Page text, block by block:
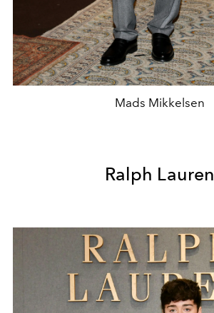
Mads Mikkelsen
Ralph Lauren